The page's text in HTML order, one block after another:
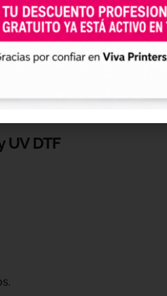
que quieren
estilos, temáticas,
Halloween, deporte,
UV DTF